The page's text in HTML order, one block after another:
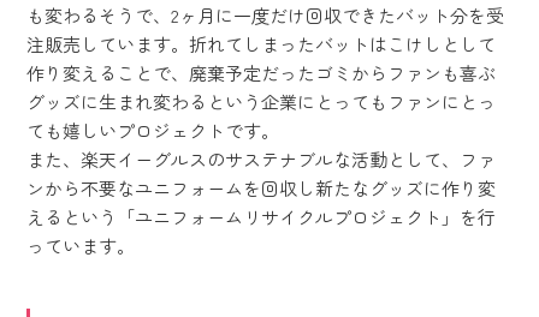
も変わるそうで、2ヶ月に一度だけ回収できたバット分を受
注販売しています。折れてしまったバットはこけしとして
作り変えることで、廃棄予定だったゴミからファンも喜ぶ
グッズに生まれ変わるという企業にとってもファンにとっ
ても嬉しいプロジェクトです。
また、楽天イーグルスのサステナブルな活動として、ファ
ンから不要なユニフォームを回収し新たなグッズに作り変
えるという「ユニフォームリサイクルプロジェクト」を行
っています。